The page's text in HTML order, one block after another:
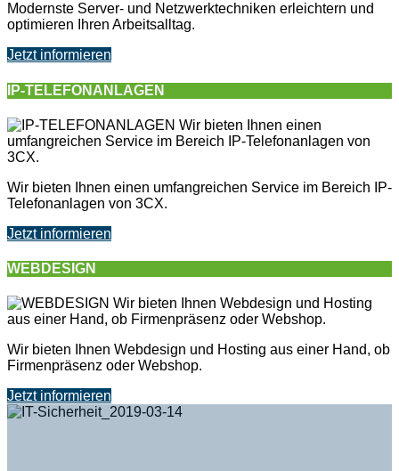
Modernste Server- und Netzwerktechniken erleichtern und
optimieren Ihren Arbeitsalltag.
Jetzt informieren
IP-TELEFONANLAGEN
Wir bieten Ihnen einen umfangreichen Service im Bereich IP-
Telefonanlagen von 3CX.
Jetzt informieren
WEBDESIGN
Wir bieten Ihnen Webdesign und Hosting aus einer Hand, ob
Firmenpräsenz oder Webshop.
Jetzt informieren